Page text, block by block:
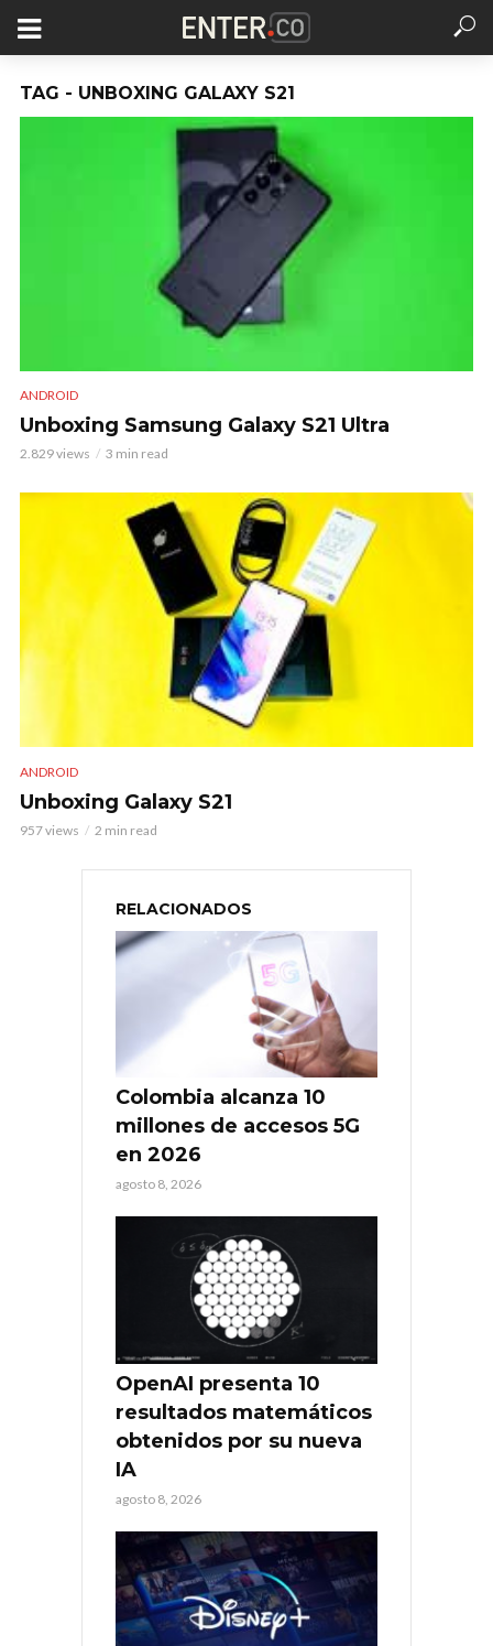
TAG - UNBOXING GALAXY S21
ANDROID
Unboxing Samsung Galaxy S21 Ultra
2.829 views 3 min read
ANDROID
Unboxing Galaxy S21
957 views 2 min read
RELACIONADOS
Colombia alcanza 10
millones de accesos 5G
en 2026
agosto 8, 2026
OpenAI presenta 10
resultados matemáticos
obtenidos por su nueva
IA
agosto 8, 2026